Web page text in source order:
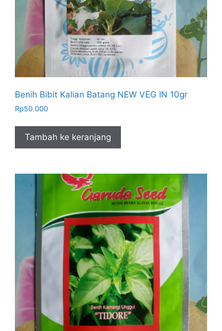
Benih Bibit Kalian Batang NEW VEG IN 10gr
Rp50.000
Tambah ke keranjang